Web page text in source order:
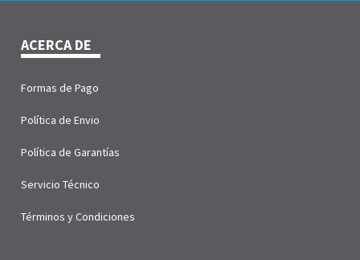
ACERCA DE
Formas de Pago
Política de Envio
Política de Garantías
Servicio Técnico
Términos y Condiciones